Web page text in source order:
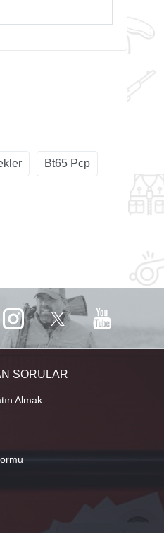
Bt65 Pcp
SORULAR
Almak